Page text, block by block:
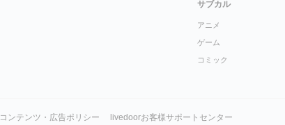
サブカル
アニメ
ゲーム
コミック
コンテンツ・広告ポリシー livedoorお客様サポートセンター